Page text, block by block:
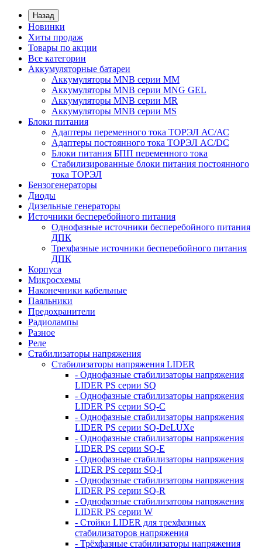
Назад
Новинки
Хиты продаж
Товары по акции
Все категории
Аккумуляторные батареи
Аккумуляторы MNB серии MM
Аккумуляторы MNB серии MNG GEL
Аккумуляторы MNB серии MR
Аккумуляторы MNB серии MS
Блоки питания
Адаптеры переменного тока ТОРЭЛ АС/АС
Адаптеры постоянного тока ТОРЭЛ AC/DC
Блоки питания БПП переменного тока
Стабилизированные блоки питания постоянного
тока ТОРЭЛ
Бензогенераторы
Диоды
Дизельные генераторы
Источники бесперебойного питания
Однофазные источники бесперебойного питания
ДПК
Трехфазные источники бесперебойного питания
ДПК
Корпуса
Микросхемы
Наконечники кабельные
Паяльники
Предохранители
Радиолампы
Разное
Реле
Стабилизаторы напряжения
Стабилизаторы напряжения LIDER
- Однофазные стабилизаторы напряжения
LIDER PS серии SQ
- Однофазные стабилизаторы напряжения
LIDER PS серии SQ-C
- Однофазные стабилизаторы напряжения
LIDER PS серии SQ-DeLUXe
- Однофазные стабилизаторы напряжения
LIDER PS серии SQ-E
- Однофазные стабилизаторы напряжения
LIDER PS серии SQ-I
- Однофазные стабилизаторы напряжения
LIDER PS серии SQ-R
- Однофазные стабилизаторы напряжения
LIDER PS серии W
- Стойки LIDER для трехфазных
стабилизаторов напряжения
- Трёхфазные стабилизаторы напряжения